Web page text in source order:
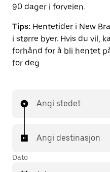
90 dager i forveien.
Tips: Hentetider i New
i større byer. Hvis du vil,
forhånd for å bli hentet
for deg.
Angi stedet
Angi destinasjon
Dato